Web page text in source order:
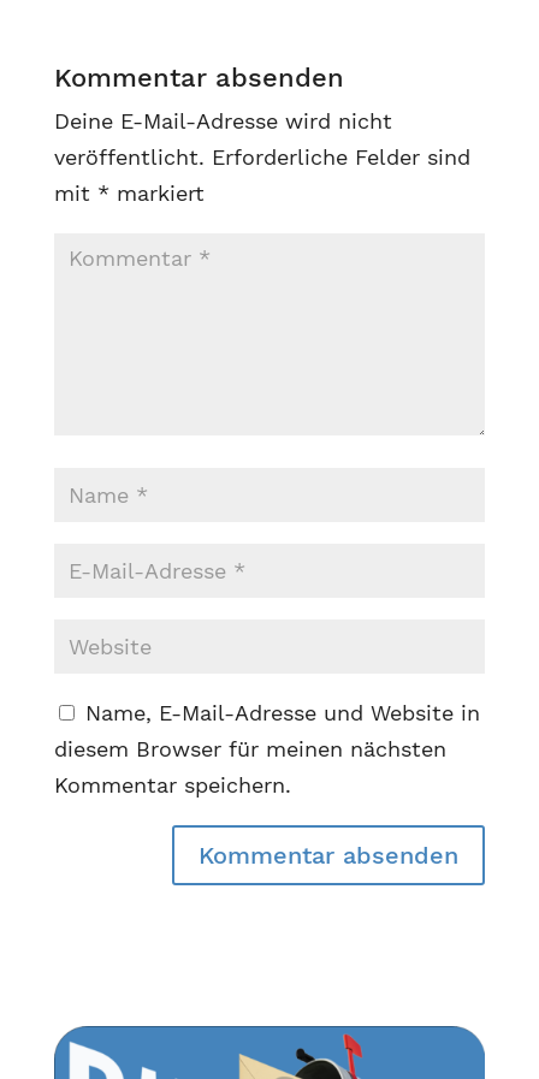
Kommentar absenden
Deine E-Mail-Adresse wird nicht
veröffentlicht. Erforderliche Felder sind
mit * markiert
Name, E-Mail-Adresse und Website in
diesem Browser für meinen nächsten
Kommentar speichern.